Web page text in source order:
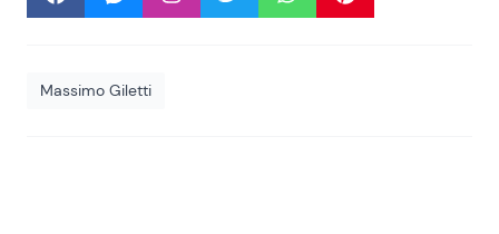
Massimo Giletti